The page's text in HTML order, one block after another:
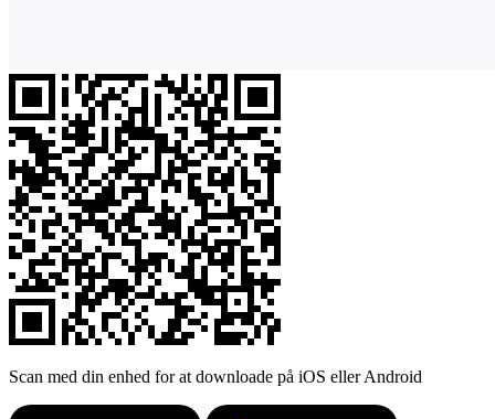
Scan med din enhed for at downloade på iOS eller Android